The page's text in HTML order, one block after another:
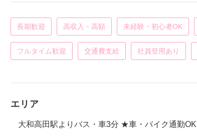
長期歓迎 高収入・高額 未経験・初心者OK
フルタイム歓迎 交通費支給 社員登用あり
エリア
大和高田駅よりバス・車3分 ★車・バイク通勤OK